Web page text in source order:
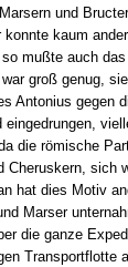
und
kaum
mußte auch
groß genug,
Antonius
die römische
hat dies Motiv
Marser
die ganze